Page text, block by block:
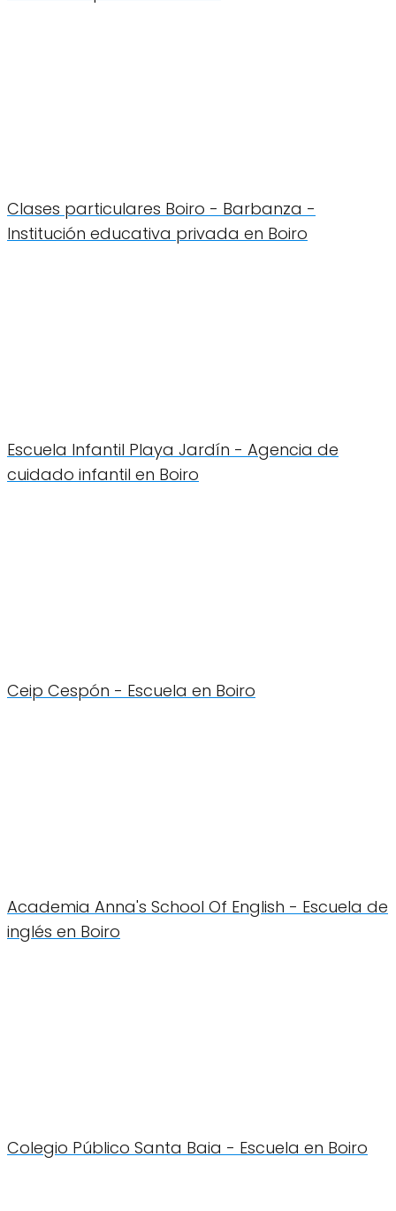
Clases particulares Boiro - Barbanza -
Institución educativa privada en Boiro
Escuela Infantil Playa Jardín - Agencia de
cuidado infantil en Boiro
Ceip Cespón - Escuela en Boiro
Academia Anna's School Of English - Escuela de
inglés en Boiro
Colegio Público Santa Baia - Escuela en Boiro